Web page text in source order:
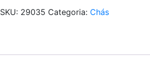
SKU: 29035 Categoria: Chás